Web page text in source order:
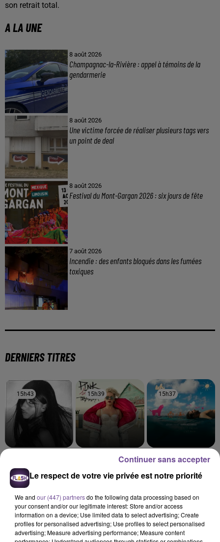
son retrait total.
A LA UNE
8 août 2026
Champagnac-la-Rivière : appel à témoins de la
gendarmerie
8 août 2026
Une victime forcée de réaliser plusieurs tags vers
un point de deal
8 août 2026
Festival du Mont-Gargan 2026 : six jours de fête
7 août 2026
Incendie : des enfants bloqués dans les fumées
toxiques
DERNIERS TITRES
15h43
15h43 15h39
15h39 15h37
15h37
JÉRÉMY FREROT
15h33
15h33
Le respect de votre vie privée est notre priorité
We and our (447) partnersdo the following data processing based on
your consent and/or our legitimate interest: Store and/or access
information on a device; Use limited data to select advertising; Create
profiles for personalised advertising; Use profiles to select personalised
advertising; Measure advertising performance; Measure content
Continuer sans accepter